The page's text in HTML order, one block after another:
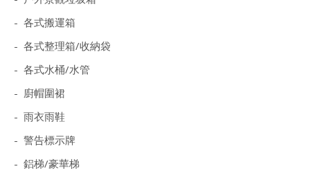
- 各式搬運箱
- 各式整理箱/收納袋
- 各式水桶/水管
- 廚帽圍裙
- 雨衣雨鞋
- 警告標示牌
- 鋁梯/豪華梯